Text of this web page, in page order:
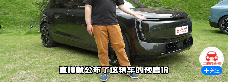
关注